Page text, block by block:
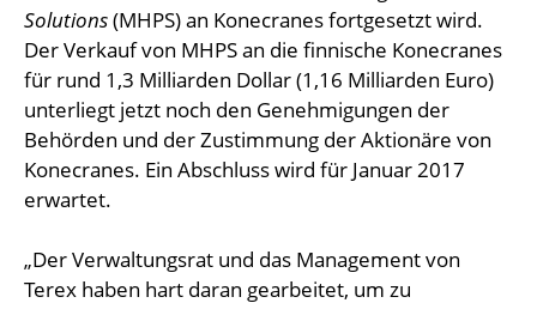
Solutions(MHPS) an Konecranes fortgesetzt wird.
Der Verkauf von MHPS an die finnische Konecranes
für rund 1,3 Milliarden Dollar (1,16 Milliarden Euro)
unterliegt jetzt noch den Genehmigungen der
Behörden und der Zustimmung der Aktionäre von
Konecranes. Ein Abschluss wird für Januar 2017
erwartet.
„Der Verwaltungsrat und das Management von
Terex haben hart daran gearbeitet, um zu